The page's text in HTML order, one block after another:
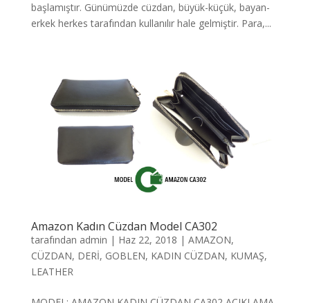
başlamıştır. Günümüzde cüzdan, büyük-küçük, bayan-
erkek herkes tarafından kullanılır hale gelmiştir. Para,...
Amazon Kadın Cüzdan Model CA302
tarafından admin | Haz 22, 2018 | AMAZON,
CÜZDAN, DERİ, GOBLEN, KADIN CÜZDAN, KUMAŞ,
LEATHER